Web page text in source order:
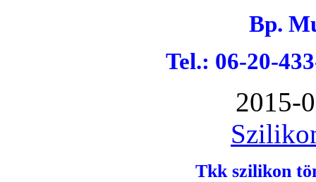
Bp.
Tel.: 06-20-
2015-
Tkk szilikon